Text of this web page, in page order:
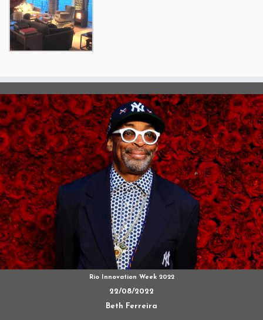
Rio Innovation Week 2022
22/08/2022
Beth Ferreira